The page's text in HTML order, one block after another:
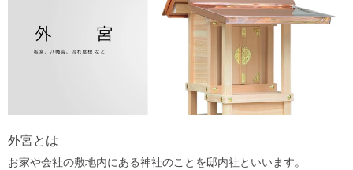
外宮とは
お家や会社の敷地内にある神社のことを邸内社といいます。